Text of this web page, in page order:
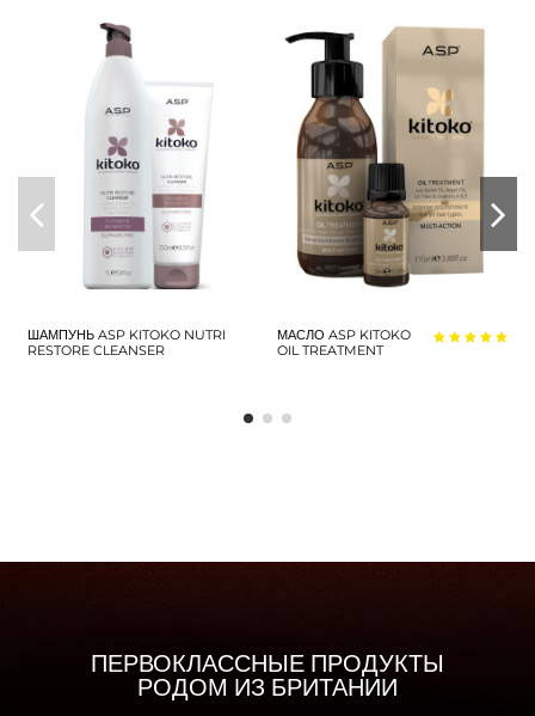
ШАМПУНЬ ASP KITOKO NUTRI
RESTORE CLEANSER
МАСЛО ASP KITOKO
OIL TREATMENT
ПЕРВОКЛАССНЫЕ ПРОДУКТЫ
РОДОМ ИЗ БРИТАНИИ